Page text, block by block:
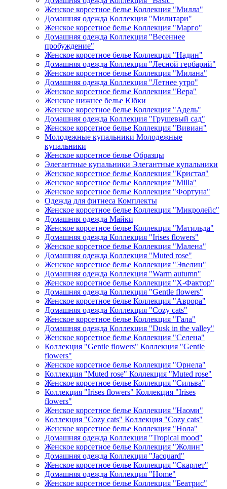
Женское корсетное белье Коллекция "Милла"
Домашняя одежда Коллекция "Милитари"
Женское корсетное белье Коллекция "Марго"
Домашняя одежда Коллекция "Весеннее
пробуждение"
Женское корсетное белье Коллекция "Надин"
Домашняя одежда Коллекция "Лесной гербарий"
Женское корсетное белье Коллекция "Милана"
Домашняя одежда Коллекция "Летнее утро"
Женское корсетное белье Коллекция "Вера"
Женское нижнее белье Юбки
Женское корсетное белье Коллекция "Адель"
Домашняя одежда Коллекция "Грушевый сад"
Женское корсетное белье Коллекция "Вивиан"
Молодежные купальники Молодежные
купальники
Женское корсетное белье Образцы
Элегантные купальники Элегантные купальники
Женское корсетное белье Коллекция "Кристал"
Женское корсетное белье Коллекция "Milla"
Женское корсетное белье Коллекция "Фортуна"
Одежда для фитнеса Комплекты
Женское корсетное белье Коллекция "Микролейс"
Домашняя одежда Майки
Женское корсетное белье Коллекция "Матильда"
Домашняя одежда Коллекция "Irises flowers"
Женское корсетное белье Коллекция "Малена"
Домашняя одежда Коллекция "Muted rose"
Женское корсетное белье Коллекция "Эвелин"
Домашняя одежда Коллекция "Warm autumn"
Женское корсетное белье Коллекция "Х-Фактор"
Домашняя одежда Коллекция "Gentle flowers"
Женское корсетное белье Коллекция "Аврора"
Домашняя одежда Коллекция "Cozy cats"
Женское корсетное белье Коллекция "Гала"
Домашняя одежда Коллекция "Dusk in the valley"
Женское корсетное белье Коллекция "Селена"
Коллекция "Gentle flowers" Коллекция "Gentle
flowers"
Женское корсетное белье Коллекция "Орнела"
Коллекция "Muted rose" Коллекция "Muted rose"
Женское корсетное белье Коллекция "Сильва"
Коллекция "Irises flowers" Коллекция "Irises
flowers"
Женское корсетное белье Коллекция "Наоми"
Коллекция "Cozy cats" Коллекция "Cozy cats"
Женское корсетное белье Коллекция "Нола"
Домашняя одежда Коллекция "Tropical mood"
Женское корсетное белье Коллекция "Жолин"
Домашняя одежда Коллекция "Jacquard"
Женское корсетное белье Коллекция "Скарлет"
Домашняя одежда Коллекция "Home"
Женское корсетное белье Коллекция "Беатрис"